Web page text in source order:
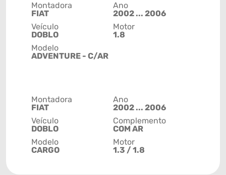
Montadora
FIAT
Veículo
DOBLO
Modelo
ADVENTURE - C/AR
Ano
2002 ... 2006
Motor
1.8
Montadora
FIAT
Veículo
DOBLO
Modelo
CARGO
Ano
2002 ... 2006
Complemento
COM AR
Motor
1.3 / 1.8